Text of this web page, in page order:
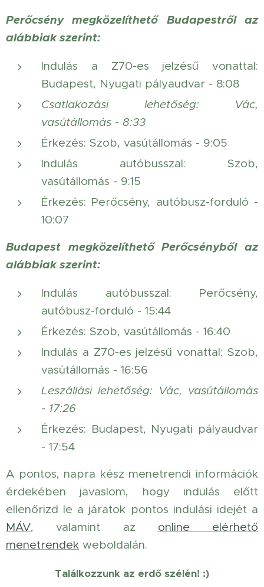
Perőcsény megközelíthető Budapestről az
alábbiak szerint:
Indulás a Z70-es jelzésű vonattal:
Budapest, Nyugati pályaudvar - 8:08
Csatlakozási lehetőség: Vác,
vasútállomás - 8:33
Érkezés: Szob, vasútállomás - 9:05
Indulás autóbusszal: Szob,
vasútállomás - 9:15
Érkezés: Perőcsény, autóbusz-forduló -
10:07
Budapest megközelíthető Perőcsényből az
alábbiak szerint:
Indulás autóbusszal: Perőcsény,
autóbusz-forduló - 15:44
Érkezés: Szob, vasútállomás - 16:40
Indulás a Z70-es jelzésű vonattal: Szob,
vasútállomás - 16:56
Leszállási lehetőség: Vác, vasútállomás
- 17:26
Érkezés: Budapest, Nyugati pályaudvar
- 17:54
A pontos, napra kész menetrendi információk
érdekében javaslom, hogy indulás előtt
ellenőrizd le a járatok pontos indulási idejét a
MÁV, valamint az online elérhető
menetrendek weboldalán.
Találkozzunk az erdő szélén! :)